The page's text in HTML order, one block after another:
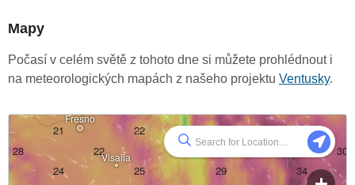
Mapy
Počasí v celém světě z tohoto dne si můžete prohlédnout i
na meteorologických mapách z našeho projektu Ventusky.